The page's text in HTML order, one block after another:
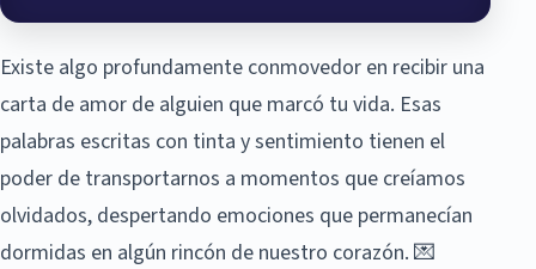
Existe algo profundamente conmovedor en recibir una
carta de amor de alguien que marcó tu vida. Esas
palabras escritas con tinta y sentimiento tienen el
poder de transportarnos a momentos que creíamos
olvidados, despertando emociones que permanecían
dormidas en algún rincón de nuestro corazón. 💌